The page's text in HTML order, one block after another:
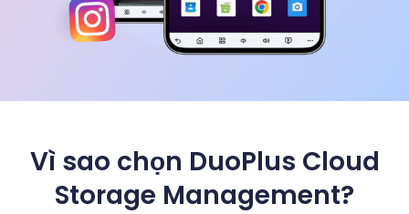
Vì sao chọn DuoPlus Cloud
Storage Management?